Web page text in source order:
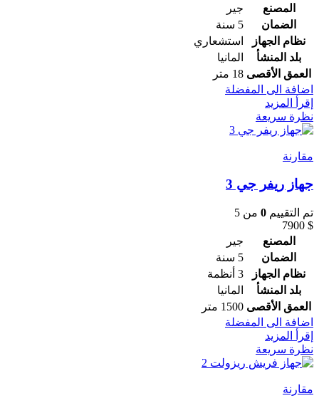
المصنع
جير
الضمان
5 سنة
نظام الجهاز
استشعاري
بلد المنشأ
المانيا
العمق الأقصى 18 متر
اضافة الى المفضلة
إقرأ المزيد
نظرة سريعة
مقارنة
جهاز ريفر جي 3
تم التقييم 0 من 5
7900 $
المصنع
جير
الضمان
5 سنة
نظام الجهاز
3 أنظمة
بلد المنشأ
المانيا
العمق الأقصى 1500 متر
اضافة الى المفضلة
إقرأ المزيد
نظرة سريعة
مقارنة